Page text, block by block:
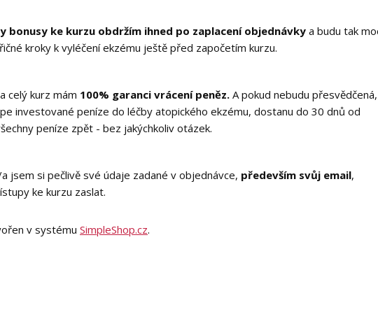
bonusy ke kurzu obdržím ihned po zaplacení objednávky a budu tak
kroky k vyléčení ekzému ještě před započetím kurzu.
celý kurz mám 100% garanci vrácení peněz. A pokud nebudu přesvědčená,
investované peníze do léčby atopického ekzému, dostanu do 30 dnů od
peníze zpět - bez jakýchkoliv otázek.
jsem si pečlivě své údaje zadané v objednávce, především svůj email,
ke kurzu zaslat.
v systému SimpleShop.cz.